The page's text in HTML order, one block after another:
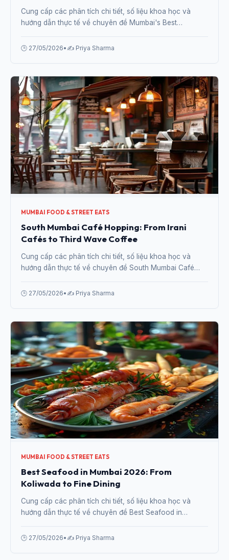
Cung cấp các phân tích chi tiết, số liệu khoa học và
hướng dẫn thực tế về chuyên đề Mumbai's Best
🕒 27/05/2026• ✍️ Priya Sharma
MUMBAI FOOD & STREET EATS
South Mumbai Café Hopping: From Irani
Cafés to Third Wave Coffee
Cung cấp các phân tích chi tiết, số liệu khoa học và
hướng dẫn thực tế về chuyên đề South Mumbai Café
chuyên gia.
🕒 27/05/2026• ✍️ Priya Sharma
MUMBAI FOOD & STREET EATS
Best Seafood in Mumbai 2026: From
Koliwada to Fine Dining
Cung cấp các phân tích chi tiết, số liệu khoa học và
hướng dẫn thực tế về chuyên đề Best Seafood in
gia.
🕒 27/05/2026• ✍️ Priya Sharma